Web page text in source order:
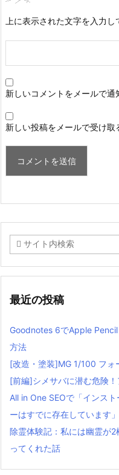
上に表示された文字を入力し
新しいコメントをメールで通
新しい投稿をメールで受け取
最近の投稿
Goodnotes 6でApple
方法
[改造・塗装]MG 1/100 フォ
[前編]シメサバに潜む危険
All in One SEOで「インス
ーはすでに存在しています
除霊体験記：私には幽霊が
ってくれた話